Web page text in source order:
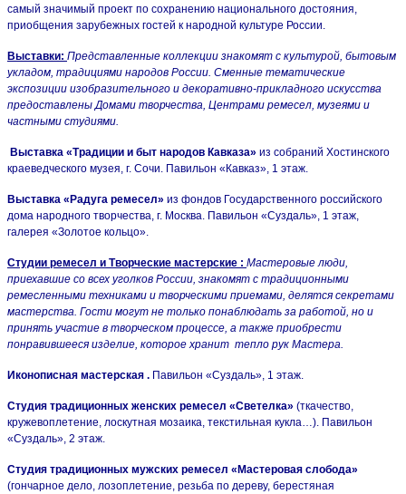
самый значимый проект по сохранению национального достояния,
приобщения зарубежных гостей к народной культуре России.
Выставки: Представленные коллекции знакомят с культурой, бытовым
укладом, традициями народов России. Сменные тематические
экспозиции изобразительного и декоративно-прикладного искусства
предоставлены Домами творчества, Центрами ремесел, музеями и
частными студиями.
Выставка «Традиции и быт народов Кавказа» из собраний Хостинского
краеведческого музея, г. Сочи. Павильон «Кавказ», 1 этаж.
Выставка «Радуга ремесел» из фондов Государственного российского
дома народного творчества, г. Москва. Павильон «Суздаль», 1 этаж,
галерея «Золотое кольцо».
Студии ремесел и Творческие мастерские : Мастеровые люди,
приехавшие со всех уголков России, знакомят с традиционными
ремесленными техниками и творческими приемами, делятся секретами
мастерства. Гости могут не только понаблюдать за работой, но и
принять участие в творческом процессе, а также приобрести
понравившееся изделие, которое хранит тепло рук Мастера.
Иконописная мастерская . Павильон «Суздаль», 1 этаж.
Студия традиционных женских ремесел «Светелка» (ткачество,
кружевоплетение, лоскутная мозаика, текстильная кукла…). Павильон
«Суздаль», 2 этаж.
Студия традиционных мужских ремесел «Мастеровая слобода»
(гончарное дело, лозоплетение, резьба по дереву, берестяная